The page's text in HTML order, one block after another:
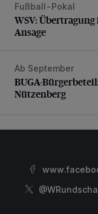
WSV:
Fußball-Pokal
WSV:
Ansage
BUGA-
Ab September
BUGA-
Nützenberg